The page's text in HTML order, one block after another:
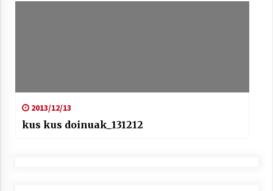
2013/12/13
kus kus doinuak_131212